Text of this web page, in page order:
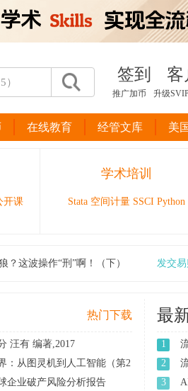
签到 客
推广加币
升级
在线教育 经管文库 美
开课
学术培训
Stata 空间计量 SSCI Python
？这波操作“刑”啊！（下） 发交
热门下载
汪有 编著,2017
：从图灵机到人工智能（第2
企业破产风险分析报告
最
1
2
3